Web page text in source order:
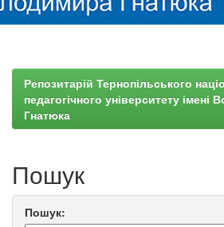
Репозитарій Тернопільського
педагогічного університету імені
Гнатюка
Пошук
Пошук: